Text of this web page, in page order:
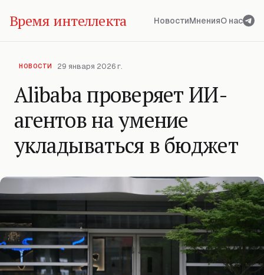
Время интеллекта НовостиМненияО нас
НОВОСТИ 29 января 2026 г.
Alibaba проверяет ИИ-
агентов на умение
укладываться в бюджет